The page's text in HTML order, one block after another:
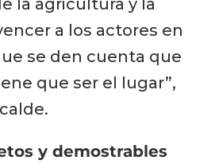
la agricultura y la
a los actores en
se den cuenta que
que ser el lugar”,
y demostrables